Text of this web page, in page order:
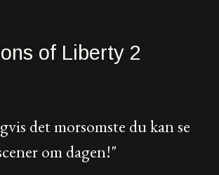
of Liberty 2
det morsomste du kan se
om dagen!"